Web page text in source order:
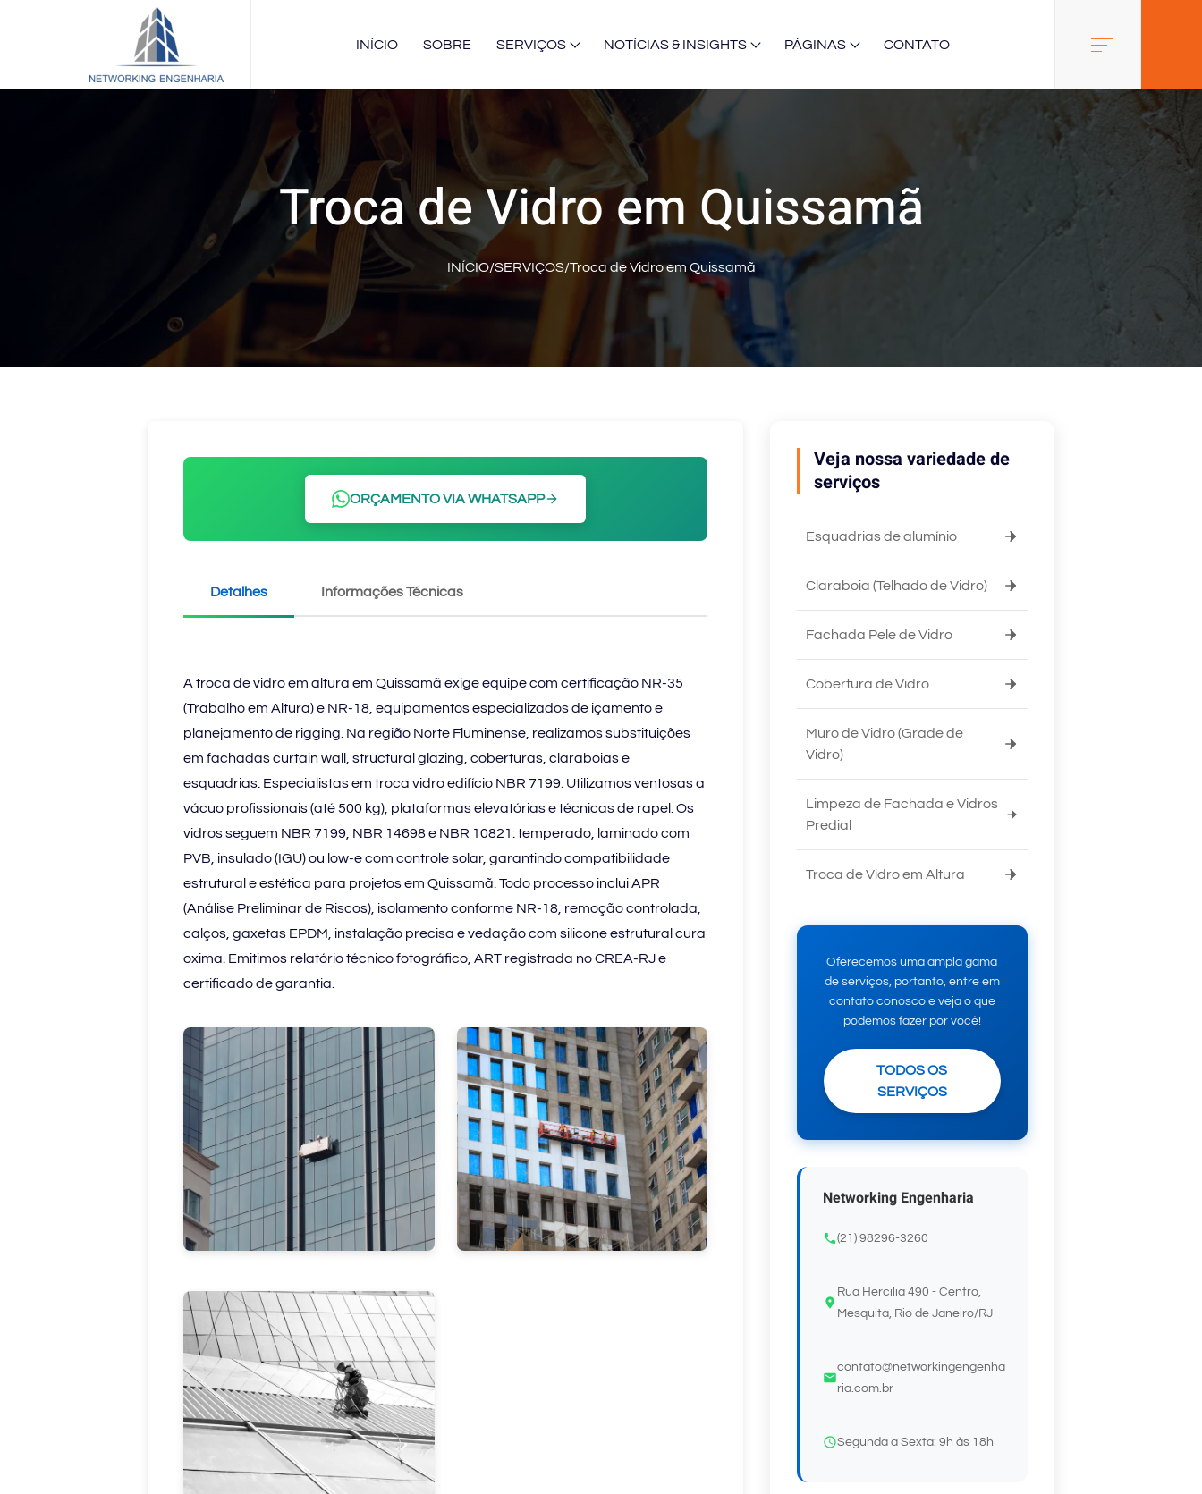
INÍCIO SOBRE SERVIÇOS NOTÍCIAS & INSIGHTS PÁGINAS CONTATO
Troca de Vidro em Quissamã
INÍCIO/SERVIÇOS/Troca de Vidro em Quissamã
ORÇAMENTO VIA WHATSAPP
Detalhes Informações Técnicas
A troca de vidro em altura em Quissamã exige equipe com certificação NR-35
(Trabalho em Altura) e NR-18, equipamentos especializados de içamento e
planejamento de rigging. Na região Norte Fluminense, realizamos substituições
em fachadas curtain wall, structural glazing, coberturas, claraboias e
esquadrias. Especialistas em troca vidro edifício NBR 7199. Utilizamos ventosas a
vácuo profissionais (até 500 kg), plataformas elevatórias e técnicas de rapel. Os
vidros seguem NBR 7199, NBR 14698 e NBR 10821: temperado, laminado com
PVB, insulado (IGU) ou low-e com controle solar, garantindo compatibilidade
estrutural e estética para projetos em Quissamã. Todo processo inclui APR
(Análise Preliminar de Riscos), isolamento conforme NR-18, remoção controlada,
calços, gaxetas EPDM, instalação precisa e vedação com silicone estrutural cura
oxima. Emitimos relatório técnico fotográfico, ART registrada no CREA-RJ e
certificado de garantia.
Veja nossa variedade de
serviços
Esquadrias de alumínio
Claraboia (Telhado de Vidro)
Fachada Pele de Vidro
Cobertura de Vidro
Muro de Vidro (Grade de
Vidro)
Limpeza de Fachada e Vidros
Predial
Troca de Vidro em Altura
Oferecemos uma ampla gama
de serviços, portanto, entre em
contato conosco e veja o que
podemos fazer por você!
TODOS OS
SERVIÇOS
Networking Engenharia
(21) 98296-3260
Rua Hercilia 490 - Centro,
Mesquita, Rio de Janeiro/RJ
contato@networkingengenha
ria.com.br
Segunda a Sexta: 9h às 18h